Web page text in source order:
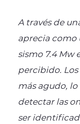
A través de
aprecia como
sismo 7.4 Mw
percibido.
más agudo,
detectar las
ser